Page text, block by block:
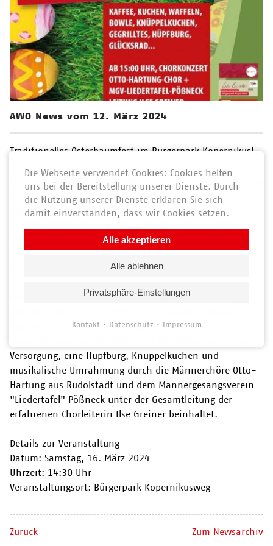
AWO News vom 12. März 2024
Traditionelles Osterbaumfest im Bürgerpark Kopernikus!
Lasst uns den Frühling willkommen heißen! Am Samstag,
den 16. März, um 14:30 Uhr lädt der Bürgerpark
Kopernikus in Schwarza-Nord zum traditionellen
begann, hat sich zu einer festen Tradition entwickelt, die
von unserer Gemeinschaft mit Begeisterung getragen
Wir laden euch alle herzlich ein, eigene Ostereier
Das fröhliche Ritual des Baumschmückens wird von
Versorgung, eine Hüpfburg, Knüppelkuchen und
musikalische Umrahmung durch die Männerchöre Otto-
Hartung aus Rudolstadt und dem Männergesangsverein
"Liedertafel" Pößneck unter der Gesamtleitung der
erfahrenen Chorleiterin Ilse Greiner beinhaltet.
Details zur Veranstaltung
Datum: Samstag, 16. März 2024
Uhrzeit: 14:30 Uhr
Veranstaltungsort: Bürgerpark Kopernikusweg
Zurück Zum Newsarchiv
Die Webseite verwendet Cookies: Cookies helfen
uns bei der Bereitstellung unserer Dienste. Durch
die Nutzung unserer Dienste erklären Sie sich
damit einverstanden, dass wir Cookies setzen.
Alle akzeptieren
Alle ablehnen
Privatsphäre-Einstellungen
Kontakt Datenschutz Impressum